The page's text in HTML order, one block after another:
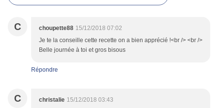
C choupette88 15/12/2018 07:02
Je te la conseille cette recette on a bien apprécié !<br /> <br />
Belle journée à toi et gros bisous
Répondre
C christalie 15/12/2018 03:43